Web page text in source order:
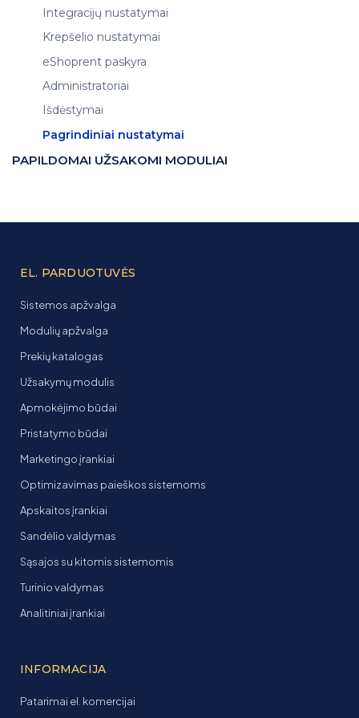
Integracijų nustatymai
Krepšelio nustatymai
eShoprent paskyra
Administratoriai
Išdėstymai
Pagrindiniai nustatymai
PAPILDOMAI UŽSAKOMI MODULIAI
EL. PARDUOTUVĖS
Sistemos apžvalga
Modulių apžvalga
Prekių katalogas
Užsakymų modulis
Apmokėjimo būdai
Pristatymo būdai
Marketingo įrankiai
Optimizavimas paieškos sistemoms
Apskaitos įrankiai
Sandėlio valdymas
Sąsajos su kitomis sistemomis
Turinio valdymas
Analitiniai įrankiai
INFORMACIJA
Patarimai el. komercijai